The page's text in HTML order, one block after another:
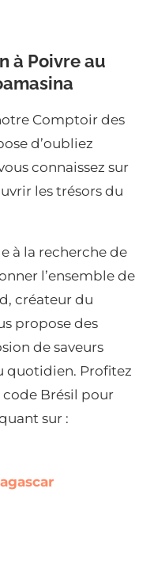
à Poivre au
Comptoir des
d’oubliez
connaissez sur
les trésors du
à la recherche de
l’ensemble de
créateur du
propose des
de saveurs
quotidien. Profitez
code Brésil pour
sur :